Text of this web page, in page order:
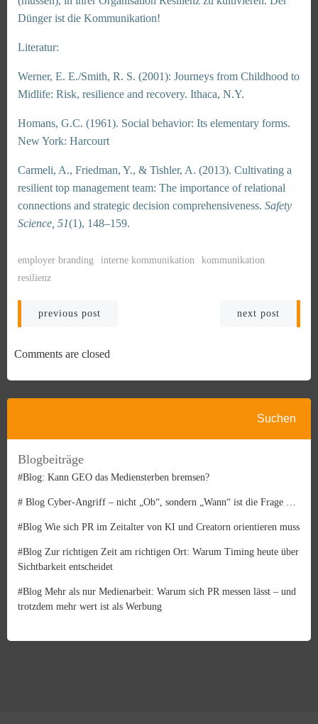
Dünger ist die Kommunikation!
Literatur:
Werner, E. E./Smith, R. S. (2001): Journeys from Childhood to
Midlife: Risk, resilience and recovery. Ithaca, N.Y.
Homans, G.C. (1961). Social behavior: Its elementary forms.
New York: Harcourt
Carmeli, A., Friedman, Y., & Tishler, A. (2013). Cultivating a
resilient top management team: The importance of relational
connections and strategic decision comprehensiveness. Safety
Science, 51(1), 148–159.
employer branding interne kommunikation
kommunikation
resilienz
Beitragsnavigation
previous post next post
Comments are closed
Suchen
Blogbeiträge
#Blog: Kann GEO das Mediensterben bremsen?
# Blog Cyber-Angriff – nicht „Ob“, sondern „Wann“ ist die Frage …
#Blog Wie sich PR im Zeitalter von KI und Creatorn orientieren muss
#Blog Zur richtigen Zeit am richtigen Ort: Warum Timing heute über
Sichtbarkeit entscheidet
#Blog Mehr als nur Medienarbeit: Warum sich PR messen lässt – und
trotzdem mehr wert ist als Werbung